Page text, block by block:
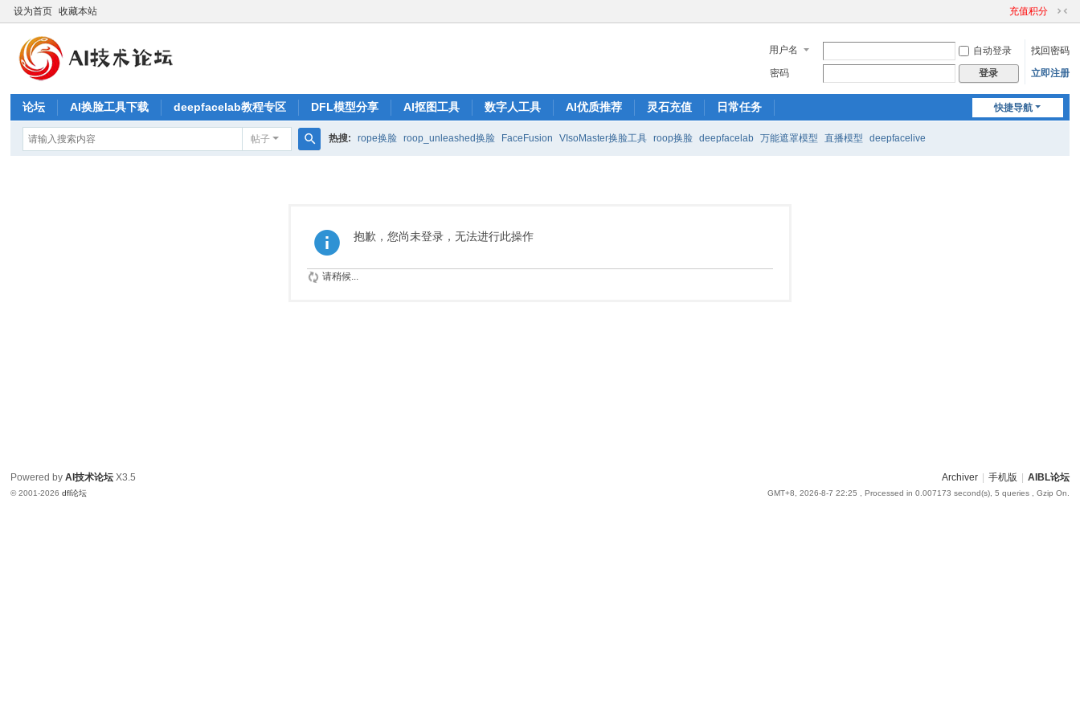
设为首页 收藏本站 充值积分
切
到
窄
用户名 自动登录
找回密码
密码
登录 立即注册
快捷导航
论坛 AI换脸工具下载 deepfacelab教程专区 DFL模型分享 AI抠图工具 数字人工具 AI优质推荐 灵石充值 日常任务
帖子 热搜: rope换脸 roop_unleashed换脸 FaceFusion VIsoMaster换脸工具 roop换脸 deepfacelab 万能遮罩模型 直播模型 deepfacelive
抱歉，您尚未登录，无法进行此操作
请稍候...
Archiver 手机版 AIBL论坛
GMT+8, 2026-8-7 22:25 , Processed in 0.007173 second(s), 5 queries , Gzip On.
Powered byAI技术论坛 X3.5
© 2001-2026dfl论坛